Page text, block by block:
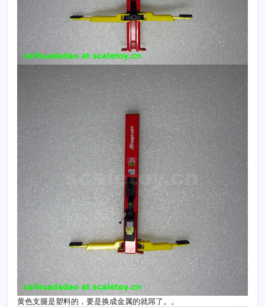
黄色支腿是塑料的，要是换成金属的就屌了。。